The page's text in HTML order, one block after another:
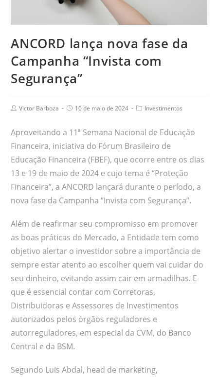
ANCORD lança nova fase da
Campanha “Invista com
Segurança”
Victor Barboza 10 de maio de 2024 Investimentos
Aproveitando a 11ª Semana Nacional de Educação
Financeira, iniciativa do Fórum Brasileiro de
Educação Financeira (FBEF), que ocorre entre os dias
13 e 19 de maio de 2024 e cujo tema é “Proteção
Financeira”, a ANCORD lançará durante o período, a
nova fase da Campanha “Invista com Segurança”.
Além de reafirmar seu compromisso em promover
as boas práticas do Mercado, a Entidade tem como
objetivo alertar o investidor sobre a importância de
sempre estar atento ao escolher quem vai cuidar do
seu dinheiro, evitando assim cair em armadilhas. E
que é essencial contar com Corretoras,
Distribuidoras e Assessores de Investimentos
autorizados pelos órgãos reguladores e
autorreguladores, em especial da CVM, do Banco
Central e da BSM.
Segundo Luis Abdal, head de marketing,